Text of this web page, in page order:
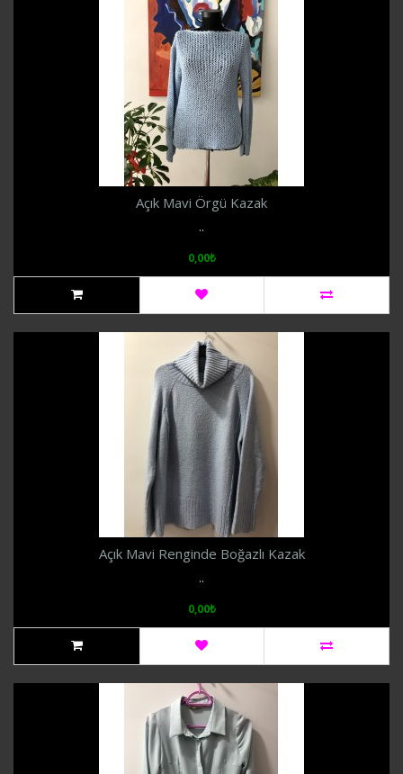
Açık Mavi Örgü Kazak
..
0,00₺
Açık Mavi Renginde Boğazlı Kazak
..
0,00₺